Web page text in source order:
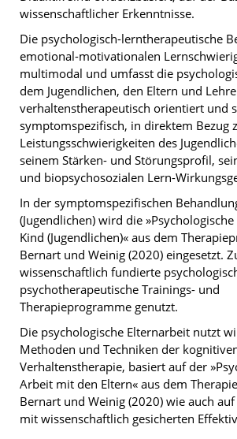
wissenschaftlicher Erkenntnisse.
Die psychologisch-lerntherapeutische
emotional-motivationalen
multimodal und umfasst die
dem Jugendlichen, den Eltern und
verhaltenstherapeutisch orientiert und
symptomspezifisch, in direktem Bezug
Leistungsschwierigkeiten des
seinem Stärken- und Störungsprofil,
und biopsychosozialen Lern-
In der symptomspezifischen
(Jugendlichen) wird die
Kind (Jugendlichen)« aus dem
Bernart und Weinig (2020) eingesetzt.
wissenschaftlich fundierte
psychotherapeutische Trainings- und
Therapieprogramme genutzt.
Die psychologische Elternarbeit nutzt
Methoden und Techniken der
Verhaltenstherapie, basiert auf der
Arbeit mit den Eltern« aus dem
Bernart und Weinig (2020) wie auch
mit wissenschaftlich gesicherten